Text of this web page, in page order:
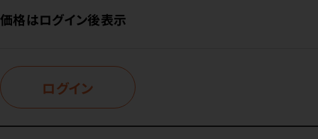
価格はログイン後表示
ログイン